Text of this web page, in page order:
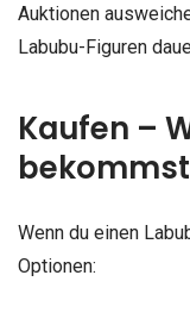
Auktionen
Labubu-Figuren
Kaufen –
Wenn du einen
Optionen: